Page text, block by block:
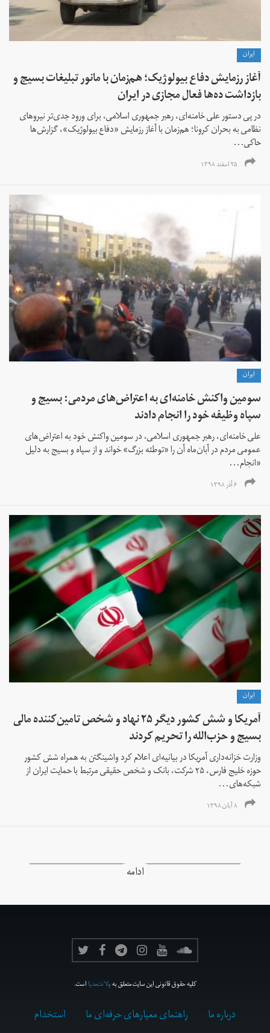
ايران
آغاز رزمایش دفاع بیولوژیک؛ هم‌زمان با مانور تبلیغات بسیج و
بازداشت‌ ده‌ها فعال مجازی در ایران
در پی دستور علی خامنه‌ای،‌ رهبر جمهوری اسلامی،‌ برای ورود جدی‌تر نیروهای
نظامی به بحران کرونا؛ هم‌زمان با آغاز رزمایش «دفاع بیولوژیک»، گزارش‌ها
حاکی...
۲۵ اسفند ۱۳۹۸
ايران
سومین واکنش خامنه‌ای به اعتراض‌های مردمی: بسیج و
سپاه وظیفه خود را انجام دادند
علی خامنه‌ای، رهبر جمهوری اسلامی، در سومین واکنش خود به اعتراض‌های
عمومی مردم در آبان‌ماه آن را «توطئه بزرگ»‌ خواند و از سپاه و بسیج به دلیل
«انجام...
۶ آذر ۱۳۹۸
ايران
آمریکا و شش کشور دیگر ۲۵ نهاد و شخص تامین‌کننده مالی
بسیج و حزب‌الله را تحریم کردند‌
وزارت خزانه‌داری آمریکا در بیانیه‌ای اعلام کرد واشینگتن به همراه شش کشور
حوزه خلیج فارس، ۲۵ شرکت، بانک و شخص حقیقی مرتبط با حمایت ایران از
شبکه‌های...
۸ آبان ۱۳۹۸
ادامه
کلیه حقوق قانونی این سایت متعلق بهولانت‌مدیااست.
درباره ما راهنمای معیارهای حرفه‌ای ما
استخدام